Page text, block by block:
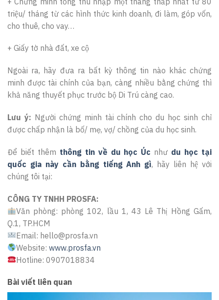
triệu/ tháng từ các hình thức kinh doanh, đi làm, góp vốn,
cho thuê, cho vay…
+ Giấy tờ nhà đất, xe cộ
Ngoài ra, hãy đưa ra bất kỳ thông tin nào khác chứng
minh được tài chính của bạn, càng nhiều bằng chứng thì
khả năng thuyết phục trước bộ Di Trú càng cao.
Lưu ý: Người chứng minh tài chính cho du học sinh chỉ
được chấp nhận là bố/ mẹ, vợ/ chồng của du học sinh.
Để biết thêm thông tin về du học Úc như du học tại
quốc gia này cần bằng tiếng Anh gì, hãy liên hệ với
chúng tôi tại:
CÔNG TY TNHH PROSFA:
Văn phòng: phòng 102, lầu 1, 43 Lê Thị Hồng Gấm,
Q.1, TP.HCM
Email: hello@prosfa.vn
Website:www.prosfa.vn
Hotline: 0907018834
Bài viết liên quan